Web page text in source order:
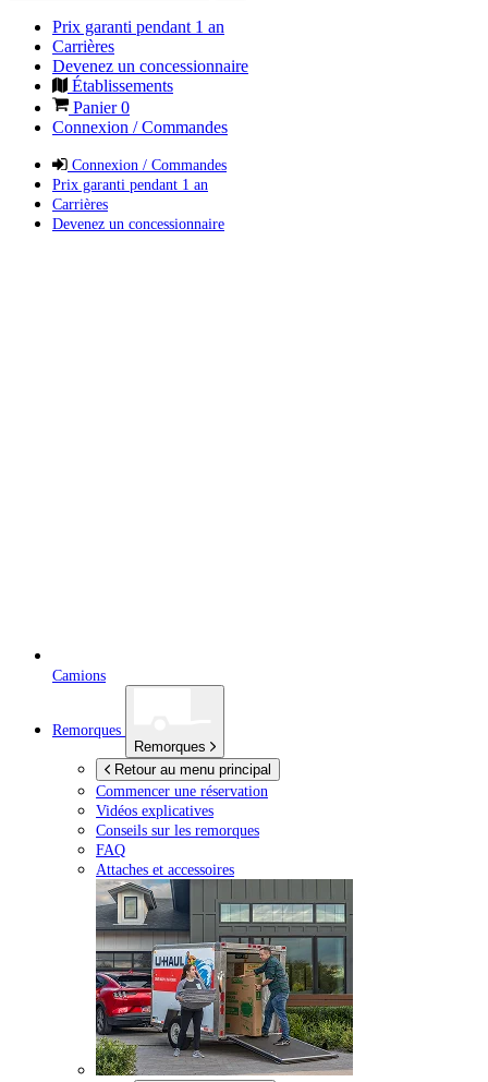
Prix garanti pendant 1 an
Carrières
Devenez un concessionnaire
Établissements
Panier0
Connexion / Commandes
Connexion / Commandes
Prix garanti pendant 1 an
Carrières
Devenez un concessionnaire
Camions
Remorques
Remorques
Retour au menu principal
Commencer une réservation
Vidéos explicatives
Conseils sur les remorques
FAQ
Attaches et accessoires